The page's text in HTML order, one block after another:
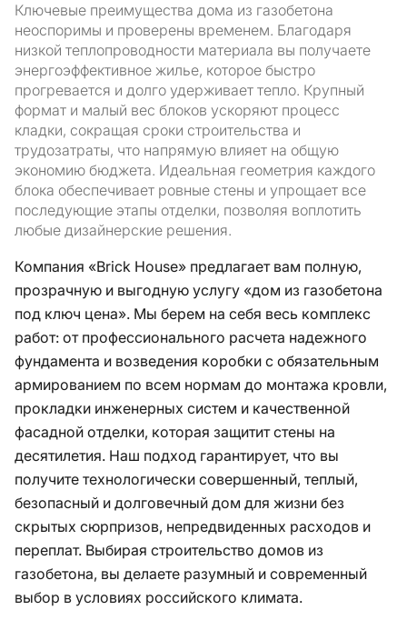
Ключевые преимущества дома из газобетона
неоспоримы и проверены временем. Благодаря
низкой теплопроводности материала вы получаете
энергоэффективное жилье, которое быстро
прогревается и долго удерживает тепло. Крупный
формат и малый вес блоков ускоряют процесс
кладки, сокращая сроки строительства и
трудозатраты, что напрямую влияет на общую
экономию бюджета. Идеальная геометрия каждого
блока обеспечивает ровные стены и упрощает все
последующие этапы отделки, позволяя воплотить
любые дизайнерские решения.
Компания «Brick House» предлагает вам полную,
прозрачную и выгодную услугу «дом из газобетона
под ключ цена». Мы берем на себя весь комплекс
работ: от профессионального расчета надежного
фундамента и возведения коробки с обязательным
армированием по всем нормам до монтажа кровли,
прокладки инженерных систем и качественной
фасадной отделки, которая защитит стены на
десятилетия. Наш подход гарантирует, что вы
получите технологически совершенный, теплый,
безопасный и долговечный дом для жизни без
скрытых сюрпризов, непредвиденных расходов и
переплат. Выбирая строительство домов из
газобетона, вы делаете разумный и современный
выбор в условиях российского климата.